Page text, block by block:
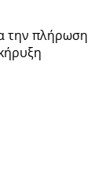
την πλήρωση